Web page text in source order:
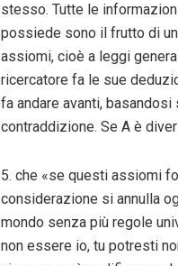
stesso. Tutte le
possiede sono il frutto di
assiomi, cioè a leggi
ricercatore fa le sue
fa andare avanti,
contraddizione. Se A è
5. che «se questi assiomi
considerazione si annulla
mondo senza più regole
non essere io, tu potresti